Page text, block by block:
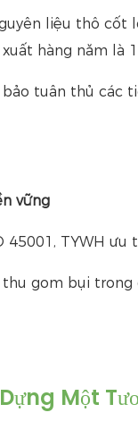
liệu thô cốt
hàng năm là
tuân thủ các
vững
45001, TYWH
gom bụi
Một